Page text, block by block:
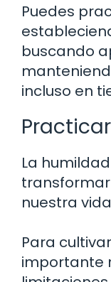
Puedes
buscando
incluso en
La
nuestra
Para
importante